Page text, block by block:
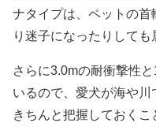
ナタイプは、ペットの首
り迷子になったりしても
さらに3.0mの耐衝撃性
いるので、愛犬が海や川
きちんと把握しておくこ